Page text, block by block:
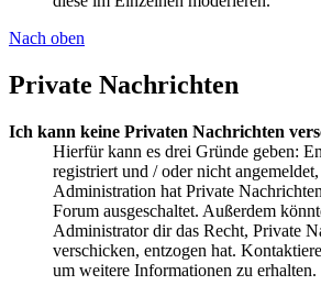
Nach oben
Private Nachrichten
Ich kann keine Privaten Nachrichten
Hierfür kann es drei Gründe geben:
registriert und / oder nicht
Administration hat Private
Forum ausgeschaltet. Außerdem
Administrator dir das Recht, Private
verschicken, entzogen hat.
um weitere Informationen zu erhalten.